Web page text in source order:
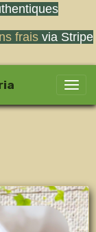
fraisvia Stripe